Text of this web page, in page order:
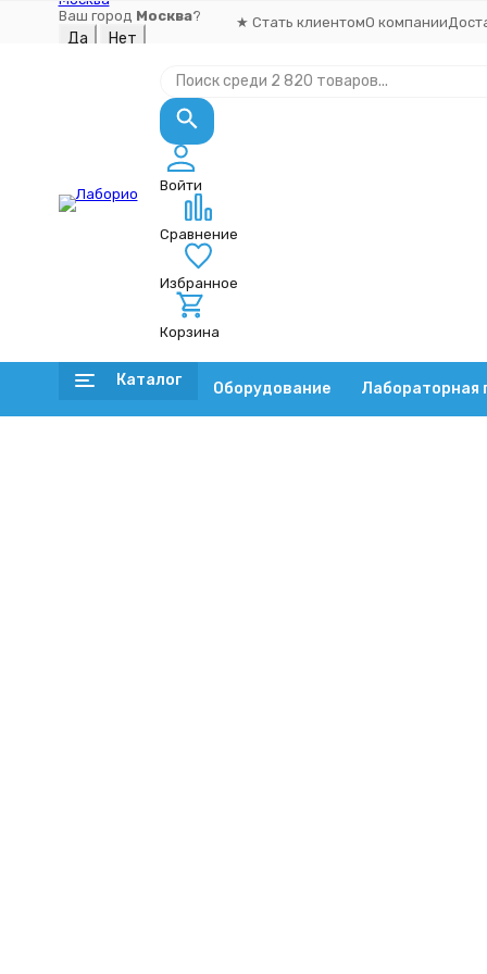
Ваш город Москва? ★ Стать клиентомО компании
Войти
Сравнение
Избранное
Корзина
Каталог Оборудование Лабораторная